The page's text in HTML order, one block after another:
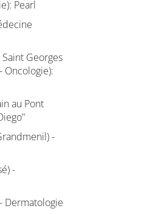
Pearl
Georges
Oncologie):
au Pont
-
-
Dermatologie